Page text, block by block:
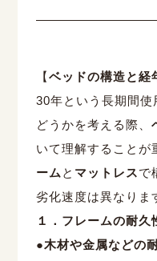
【ベッドの構造と経
30年という長期間
どうかを考える際、
いて理解することが
ーム と マットレスで
劣化速度は異なりま
１．フレームの耐久
●木材や金属などの